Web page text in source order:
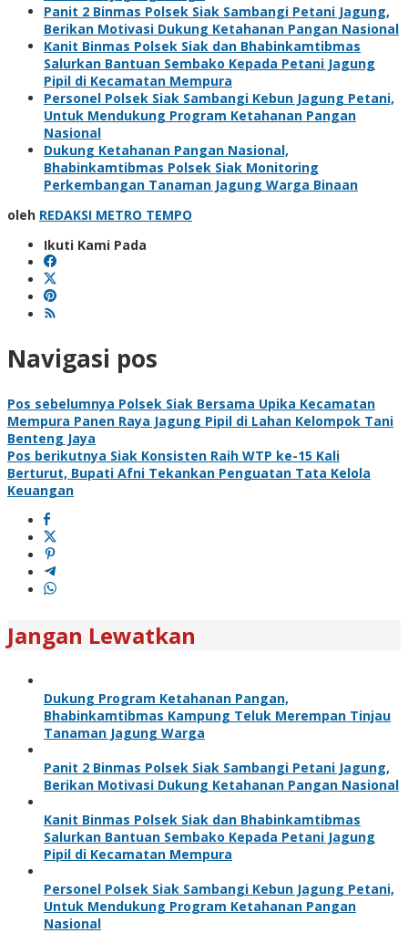
Panit 2 Binmas Polsek Siak Sambangi Petani Jagung,
Berikan Motivasi Dukung Ketahanan Pangan Nasional
Kanit Binmas Polsek Siak dan Bhabinkamtibmas
Salurkan Bantuan Sembako Kepada Petani Jagung
Pipil di Kecamatan Mempura
Personel Polsek Siak Sambangi Kebun Jagung Petani,
Untuk Mendukung Program Ketahanan Pangan
Nasional
Dukung Ketahanan Pangan Nasional,
Bhabinkamtibmas Polsek Siak Monitoring
Perkembangan Tanaman Jagung Warga Binaan
oleh REDAKSI METRO TEMPO
Ikuti Kami Pada
Navigasi pos
Pos sebelumnya Polsek Siak Bersama Upika Kecamatan
Mempura Panen Raya Jagung Pipil di Lahan Kelompok Tani
Benteng Jaya
Pos berikutnya Siak Konsisten Raih WTP ke-15 Kali
Berturut, Bupati Afni Tekankan Penguatan Tata Kelola
Keuangan
Jangan Lewatkan
Dukung Program Ketahanan Pangan,
Bhabinkamtibmas Kampung Teluk Merempan Tinjau
Tanaman Jagung Warga
Panit 2 Binmas Polsek Siak Sambangi Petani Jagung,
Berikan Motivasi Dukung Ketahanan Pangan Nasional
Kanit Binmas Polsek Siak dan Bhabinkamtibmas
Salurkan Bantuan Sembako Kepada Petani Jagung
Pipil di Kecamatan Mempura
Personel Polsek Siak Sambangi Kebun Jagung Petani,
Untuk Mendukung Program Ketahanan Pangan
Nasional